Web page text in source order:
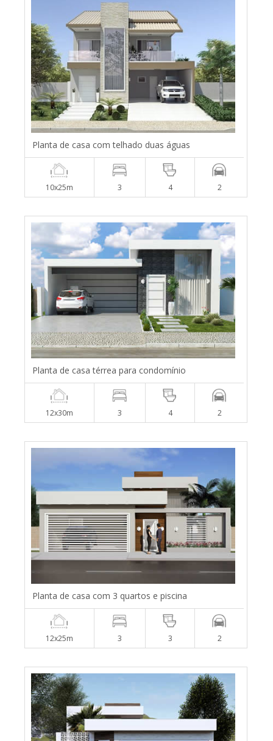
Planta de casa com telhado duas águas
10x25m 3 4 2
Planta de casa térrea para condomínio
12x30m 3 4 2
Planta de casa com 3 quartos e piscina
12x25m 3 3 2